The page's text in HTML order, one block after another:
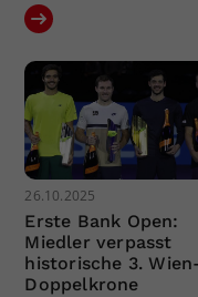
26.10.2025
Erste Bank Open:
Miedler verpasst
historische 3.
Doppelkrone